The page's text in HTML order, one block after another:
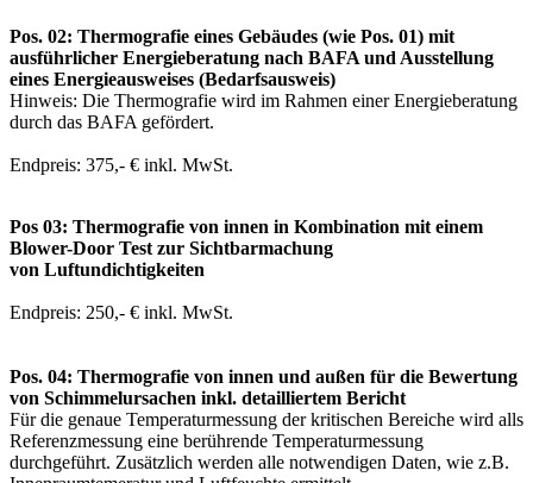
Pos. 02: Thermografie eines Gebäudes (wie Pos. 01) mit
ausführlicher Energieberatung nach BAFA und Ausstellung
eines Energieausweises (Bedarfsausweis)
Hinweis: Die Thermografie wird im Rahmen einer Energieberatung
durch das BAFA gefördert.
Endpreis: 375,- € inkl. MwSt.
Pos 03: Thermografie von innen in Kombination mit einem
Blower-Door Test zur Sichtbarmachung
von Luftundichtigkeiten
Endpreis: 250,- € inkl. MwSt.
Pos. 04: Thermografie von innen und außen für die Bewertung
von Schimmelursachen inkl. detailliertem Bericht
Für die genaue Temperaturmessung der kritischen Bereiche wird alls
Referenzmessung eine berührende Temperaturmessung
durchgeführt. Zusätzlich werden alle notwendigen Daten, wie z.B.